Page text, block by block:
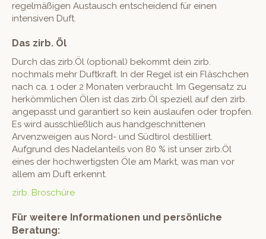
regelmäßigen Austausch entscheidend für einen
intensiven Duft.
Das zirb. Öl
Durch das zirb.Öl (optional) bekommt dein zirb.
nochmals mehr Duftkraft. In der Regel ist ein Fläschchen
nach ca. 1 oder 2 Monaten verbraucht. Im Gegensatz zu
herkömmlichen Ölen ist das zirb.Öl speziell auf den zirb.
angepasst und garantiert so kein auslaufen oder tropfen.
Es wird ausschließlich aus handgeschnittenen
Arvenzweigen aus Nord- und Südtirol destilliert.
Aufgrund des Nadelanteils von 80 % ist unser zirb.Öl
eines der hochwertigsten Öle am Markt, was man vor
allem am Duft erkennt.
zirb. Broschüre
Für weitere Informationen und persönliche
Beratung: